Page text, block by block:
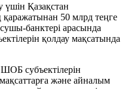
Қазақстан
50 млрд теңге
банктері арасында
қолдау мақсатында
субъектілерін
және айналым